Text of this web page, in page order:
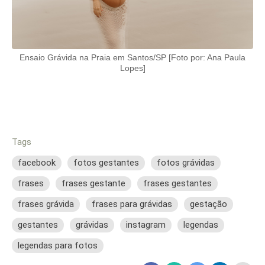
Ensaio Grávida na Praia em Santos/SP [Foto por: Ana Paula
Lopes]
Tags
facebook
fotos gestantes
fotos grávidas
frases
frases gestante
frases gestantes
frases grávida
frases para grávidas
gestação
gestantes
grávidas instagram
legendas
legendas para fotos